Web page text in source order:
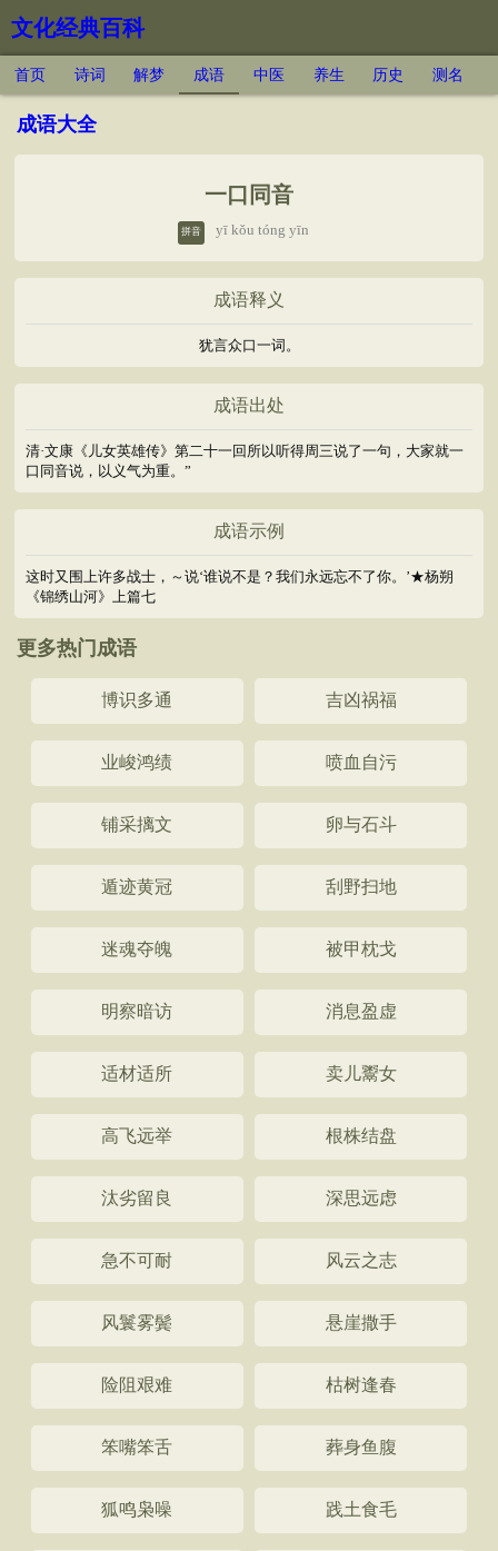
文化经典百科
首页 诗词 解梦 成语 中医 养生 历史 测名
成语大全
一口同音
拼音 yī kǒu tóng yīn
成语释义
犹言众口一词。
成语出处
清·文康《儿女英雄传》第二十一回所以听得周三说了一句，大家就一
口同音说，以义气为重。”
成语示例
这时又围上许多战士，～说‘谁说不是？我们永远忘不了你。’★杨朔
《锦绣山河》上篇七
更多热门成语
博识多通 吉凶祸福
业峻鸿绩 喷血自污
铺采摛文 卵与石斗
遁迹黄冠 刮野扫地
迷魂夺魄 被甲枕戈
明察暗访 消息盈虚
适材适所 卖儿鬻女
高飞远举 根株结盘
汰劣留良 深思远虑
急不可耐 风云之志
风鬟雾鬓 悬崖撒手
险阻艰难 枯树逢春
笨嘴笨舌 葬身鱼腹
狐鸣枭噪 践土食毛